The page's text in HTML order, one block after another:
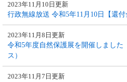
行政無線放送 令和5年11月10日【還付
2023年11月10日更新
令和5年度自然保護展を開催しました
ス）
2023年11月8日更新
2023年11月7日更新